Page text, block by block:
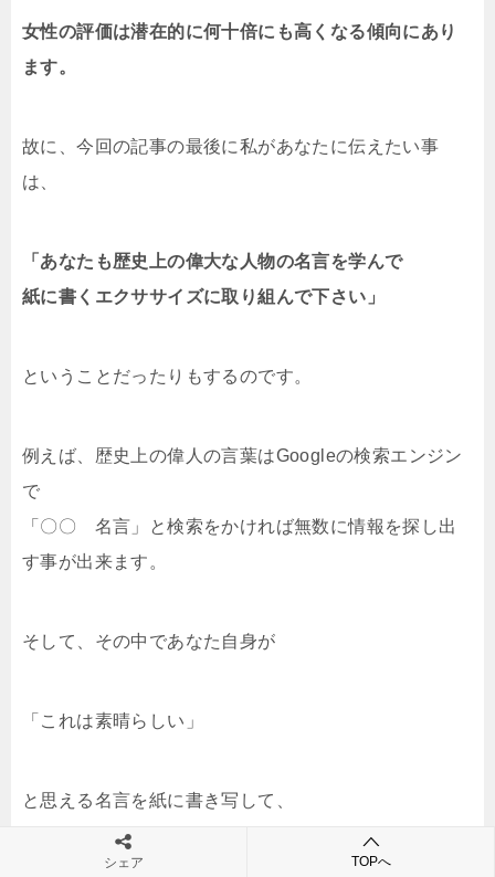
女性の評価は潜在的に何十倍にも高くなる傾向にあり
ます。
故に、今回の記事の最後に私があなたに伝えたい事
は、
「あなたも歴史上の偉大な人物の名言を学んで
紙に書くエクササイズに取り組んで下さい」
ということだったりもするのです。
例えば、歴史上の偉人の言葉はGoogleの検索エンジン
で
「〇〇 名言」と検索をかければ無数に情報を探し出
す事が出来ます。
そして、その中であなた自身が
「これは素晴らしい」
と思える名言を紙に書き写して、
シェア TOPへ